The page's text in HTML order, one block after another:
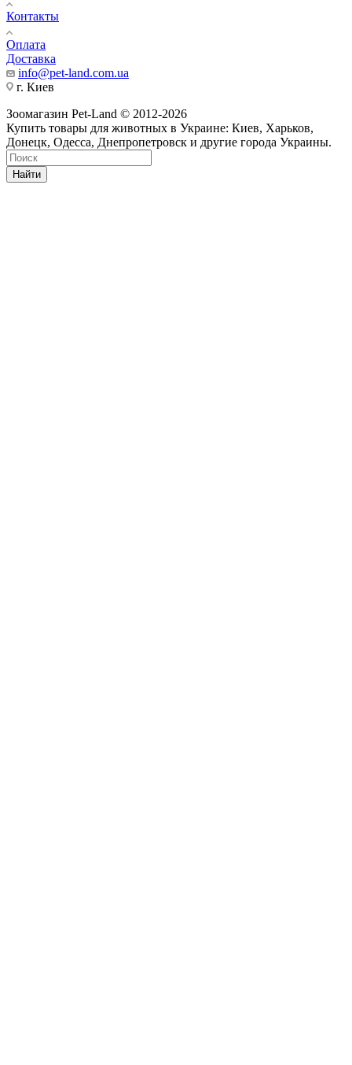
Контакты
Оплата
Доставка
info@pet-land.com.ua
г. Киев
Зоомагазин Pet-Land © 2012-2026
Купить товары для животных в Украине: Киев, Харьков,
Донецк, Одесса, Днепропетровск и другие города Украины.
Найти